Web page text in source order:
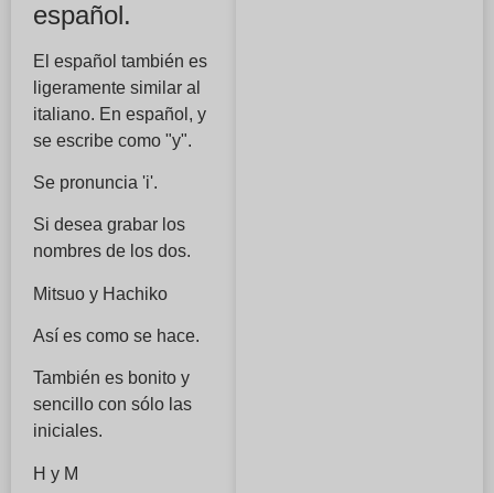
español.
El español también es
ligeramente similar al
italiano. En español, y
se escribe como "y".
Se pronuncia 'i'.
Si desea grabar los
nombres de los dos.
Mitsuo y Hachiko
Así es como se hace.
También es bonito y
sencillo con sólo las
iniciales.
H y M